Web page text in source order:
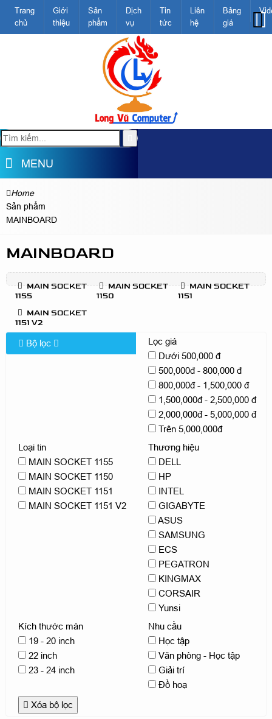
Trang
chủ
Giới
thiệu
Sản
phẩm
Dịch
vụ
Tin
tức
Liên
hệ
Bảng
giá
MENU
Home
Sản phẩm
MAINBOARD
MAINBOARD
MAIN SOCKET
1155
MAIN SOCKET
1150
MAIN SOCKET
1151
MAIN SOCKET
1151 V2
Bộ lọc
Lọc giá
Dưới 500,000 đ
500,000đ - 800,000 đ
800,000đ - 1,500,000 đ
1,500,000đ - 2,500,000 đ
2,000,000đ - 5,000,000 đ
Trên 5,000,000đ
Loại tin
MAIN SOCKET 1155
MAIN SOCKET 1150
MAIN SOCKET 1151
MAIN SOCKET 1151 V2
Thương hiệu
DELL
HP
INTEL
GIGABYTE
ASUS
SAMSUNG
ECS
PEGATRON
KINGMAX
CORSAIR
Yunsi
Kích thước màn
19 - 20 inch
22 inch
23 - 24 inch
Nhu cầu
Học tập
Văn phòng - Học tập
Giải trí
Đồ hoạ
Xóa bộ lọc